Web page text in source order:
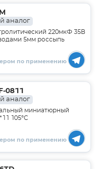
аналог
220мкФ 35В
5мм россыпь
по применению
0811
аналог
миниатюрный
105°C
по применению